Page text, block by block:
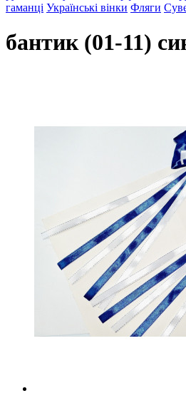
гаманці Українські вінки Фляги
бантик (01-11)